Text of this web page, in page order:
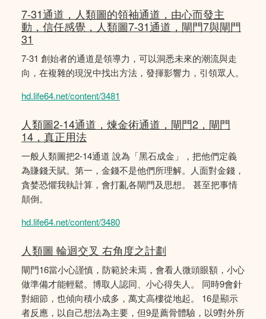
7-31通道，人類圖的領袖通道，由心而發主
動，信任感覺，人類圖7-31通道，閘門7與閘門
31
7-31 創始者的通道是領導力，可以洞悉未來的潮流與走
向，在複雜的現況中找出方法，發揮影響力，引領眾人。
hd.life64.net/content/3481
人類圖2-14通道，煉金術通道，閘門2，閘門
14，真正用法
一般人類圖把2-14通道 說為「黑石成金」，把他們定義
為賺錢天賦。第一，金錢不是他們所理解。人面對金錢，
貪婪恐懼我執計算，會打亂各閘門及思想。 甚至把事情
顛倒。
hd.life64.net/content/3480
人類圖 輪迴交叉 右角度之計劃
閘門16當小心謹慎，防範於未焉，會看人微頭眼額，小心
做準備才能輕鬆。博取人認同、小心得失人。 同時9會針
對細節，也傾向積小成多，萬丈高樓從地起。 16是顯示
者反應，以自己想法為主要，但9是薦骨體驗，以9對外所